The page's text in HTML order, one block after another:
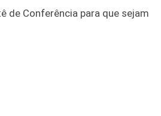
de Conferência para que sejam